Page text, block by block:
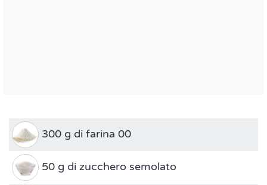
300 g di farina 00
50 g di zucchero semolato